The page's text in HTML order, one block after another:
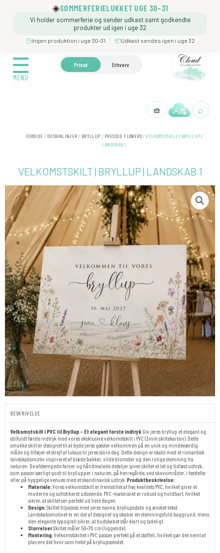
☀️SOMMERFERIELUKKET UGE 30–31
Vi holder sommerferie og sender udkast samt godkendte
produkter ud igen i uge 32
🕒Ingen produktion i uge 30–31 📦Udkast sendes igen i uge 32
☰
MENU
Privat Erhverv
🧺 ⌕
☰
MENU
🍼 BARNEDÅB ❓️ BESØG
FORSIDE / DESIGNLINJER / BRYLLUP / PRESSED FLOWERS/ VELKOMSTSKILT | BRYLLUP |
LANDSKAB 1
VELKOMSTSKILT | BRYLLUP | LANDSKAB 1
BESKRIVELSE
Velkomstskilt i PVC til Bryllup – Et elegant første indtryk Giv jeres bryllup et elegant og
stilfuldt første indtryk med vores eksklusive velkomstskilt i PVC (3mm skiltekarton). Dette
smukke skilt er designet til at byde jeres gæster velkommen på en unik og mindeværdig
måde og tilføjer et strejf af luksus til jeres store dag. Dette design er skabt med et romantisk
landskabsmotiv inspireret af bløde bakker, vilde blomster og den rolige stemning fra
naturen. De afdæmpede farver og håndmalede detaljer giver skiltet et let og tidløst udtryk,
som passer særligt godt til bryllupper i naturen, på herregårde, ved skovområder, i festtelte
eller på hyggelige venues med et skandinavisk udtryk. Produktbeskrivelse:
Materiale:Vores velkomstskilt er fremstillet af høj kvalitets PVC, hvilket giver et
moderne og sofistikeret udseende. PVC-materialet er robust og holdbart, hvilket
sikrer, at skiltet ser perfekt ud hele dagen.
Design:Skiltet tilpasses med jeres navne, bryllupsdato og ønsket tekst.
Landskabsmotivet er en del af designet og skaber en stemningsfuld baggrund, mens
den elegante typografi sikrer, at budskabet står klart og tydeligt.
Størrelser:Skiltet måler 50×70 cm (liggende).
Montering:Velkomstskiltet i PVC passer perfekt på et staffeli, hvilket gør det nemt at
placere det hvor som helst på bryllupsstedet.